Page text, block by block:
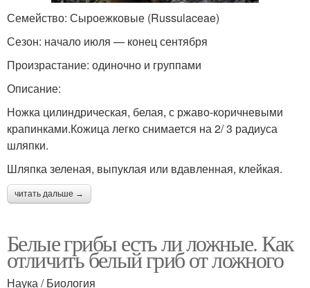
Семейство: Сыроежковые (Russulaceae)
Сезон: начало июля — конец сентября
Произрастание: одиночно и группами
Описание:
Ножка цилиндрическая, белая, с ржаво-коричневыми
крапинками.Кожица легко снимается на 2/ 3 радиуса
шляпки.
Шляпка зеленая, выпуклая или вдавленная, клейкая.
читать дальше →
Белые грибы есть ли ложные. Как
отличить белый гриб от ложного
Наука / Биология